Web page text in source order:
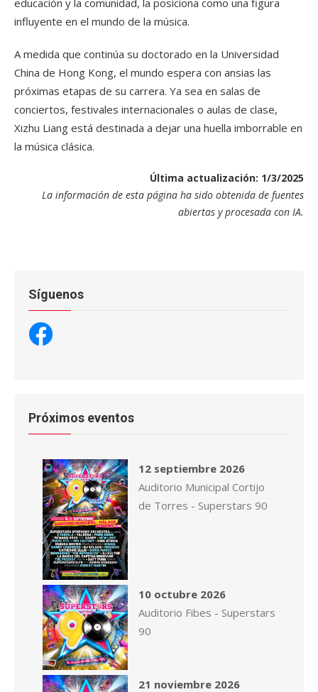
influyente en el mundo de la música.
A medida que continúa su doctorado en la Universidad
China de Hong Kong, el mundo espera con ansias las
próximas etapas de su carrera. Ya sea en salas de
conciertos, festivales internacionales o aulas de clase,
Xizhu Liang está destinada a dejar una huella imborrable en
la música clásica.
Última actualización: 1/3/2025
La información de esta página ha sido obtenida de fuentes
abiertas y procesada con IA.
Síguenos
Próximos eventos
12 septiembre 2026
Auditorio Municipal Cortijo
de Torres - Superstars 90
10 octubre 2026
Auditorio Fibes - Superstars
90
21 noviembre 2026